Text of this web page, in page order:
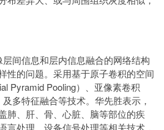
间信息和层内信息融合的网络结构
性的问题。采用基于原子卷积的空间
Pyramid Pooling）、亚像素卷积
及多特征融合等技术。华先胜表示，
肺、肝、骨、心脏、脑等部位的疾
言处理、设备信号处理等相关技术，